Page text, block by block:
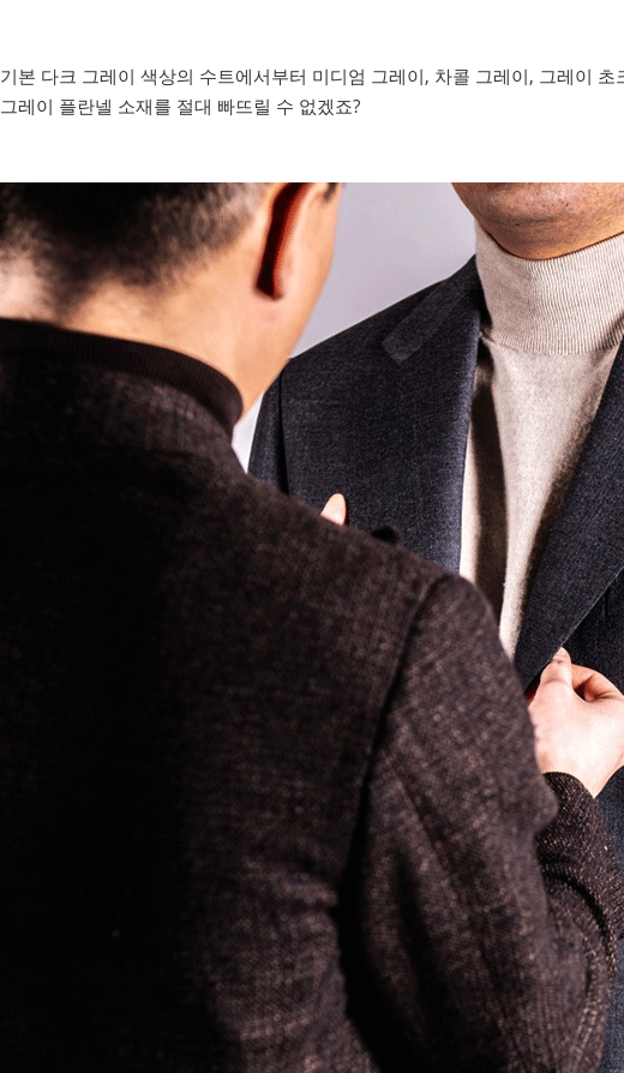
기본 다크 그레이 색상의 수트에서부터 미디엄 그레이, 차콜 그레이, 그레이
그레이 플란넬 소재를 절대 빠뜨릴 수 없겠죠?